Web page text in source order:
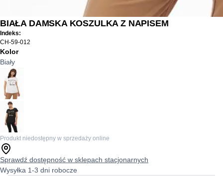
BIAŁA DAMSKA KOSZULKA Z NAPISEM
Indeks:
CH-59-012
Kolor
Biały
Produkt niedostępny w sprzedaży online
Sprawdź dostępność w sklepach stacjonarnych
Wysyłka 1-3 dni robocze